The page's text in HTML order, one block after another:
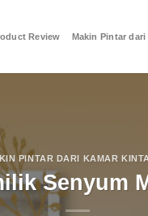
Review Makin Pintar
PINTAR DARI KAMAR
Senyum